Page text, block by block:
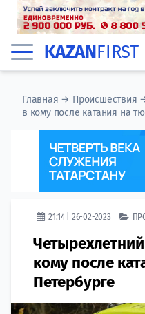
KAZANFIRST
Главная → Происшествия
в кому после катания на
21:14 | 26-02-2023
кому после
Петербурге